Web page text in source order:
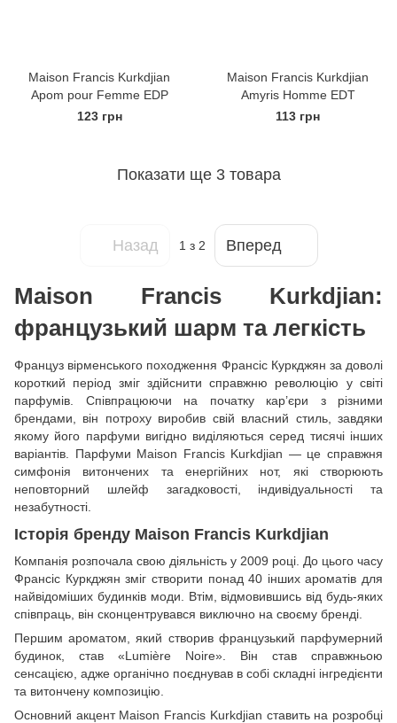
Maison Francis Kurkdjian
Apom pour Femme EDP
123 грн
Maison Francis Kurkdjian
Amyris Homme EDT
113 грн
Показати ще 3 товара
Назад 1 з 2 Вперед
Maison Francis Kurkdjian:
французький шарм та легкість
Француз вірменського походження Франсіс Куркджян за доволі
короткий період зміг здійснити справжню революцію у світі
парфумів. Співпрацюючи на початку кар’єри з різними
брендами, він потроху виробив свій власний стиль, завдяки
якому його парфуми вигідно виділяються серед тисячі інших
варіантів. Парфуми Maison Francis Kurkdjian — це справжня
симфонія витончених та енергійних нот, які створюють
неповторний шлейф загадковості, індивідуальності та
незабутності.
Історія бренду Maison Francis Kurkdjian
Компанія розпочала свою діяльність у 2009 році. До цього часу
Франсіс Куркджян зміг створити понад 40 інших ароматів для
найвідоміших будинків моди. Втім, відмовившись від будь-яких
співпраць, він сконцентрувався виключно на своєму бренді.
Першим ароматом, який створив французький парфумерний
будинок, став «Lumière Noire». Він став справжньою
сенсацією, адже органічно поєднував в собі складні інгредієнти
та витончену композицію.
Основний акцент Maison Francis Kurkdjian ставить на розробці